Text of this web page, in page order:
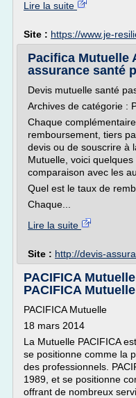
Lire la suite
Site : https://www.je-
Pacifica Mutuelle
assurance santé
Devis mutuelle santé
Archives de catégorie :
Chaque
remboursement, tiers
devis ou de souscrire à
Mutuelle, voici
comparaison avec les
Quel est le taux de
Chaque...
Lire la suite
Site : http://devis-
PACIFICA
PACIFICA Mutuelle
PACIFICA Mutuelle
18 mars 2014
La Mutuelle PACIFICA
se positionne comme la
des professionnels.
1989, et se positionne
offrant de nombreux